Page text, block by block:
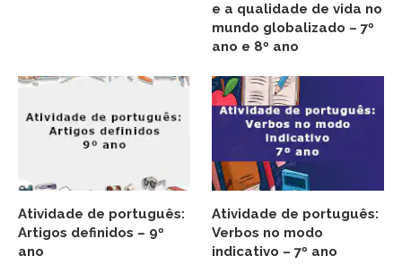
e a qualidade de vida no
mundo globalizado – 7º
ano e 8º ano
Atividade de português:
Artigos definidos – 9º
ano
Atividade de português:
Verbos no modo
indicativo – 7º ano